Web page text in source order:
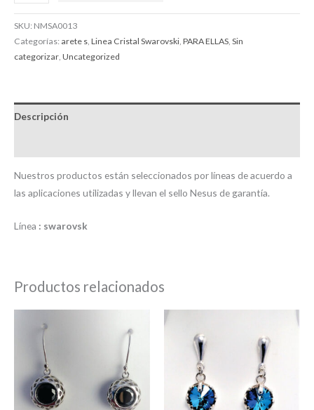
SKU: NMSA0013
Categorías: arete s Linea Cristal Swarovski PARA ELLAS Sin
categorizar Uncategorized
Descripción
Nuestros productos están seleccionados por líneas de acuerdo a
las aplicaciones utilizadas y llevan el sello Nesus de garantía.
Línea : swarovsk
Productos relacionados